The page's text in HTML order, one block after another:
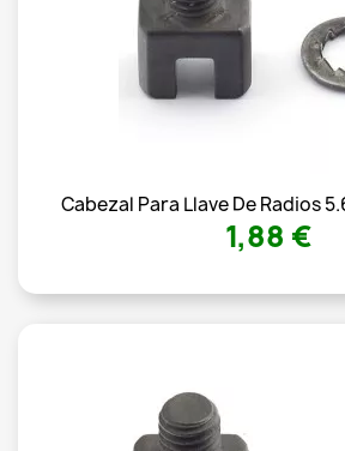
Cabezal Para Llave De Radios
1,88 €